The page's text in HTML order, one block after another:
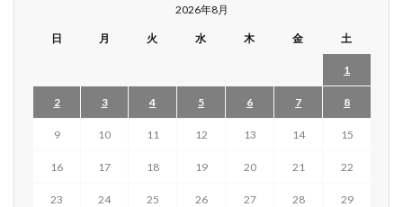
2026年8月
日 月 火 水 木 金 土
1
2 3 4 5 6 7 8
9 10 11 12 13 14 15
16 17 18 19 20 21 22
23 24 25 26 27 28 29